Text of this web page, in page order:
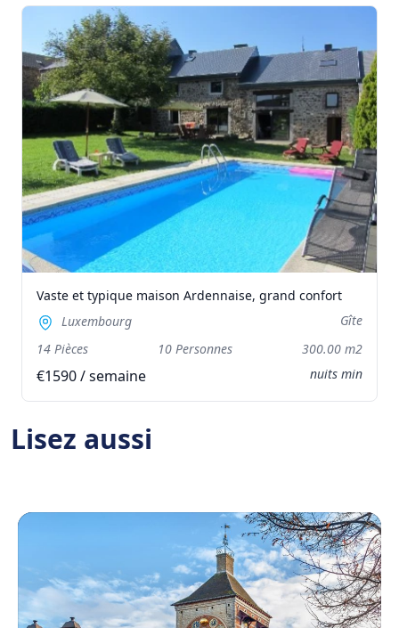
Vaste et typique maison Ardennaise, grand confort
Luxembourg
Gîte
14 Pièces
10 Personnes 300.00 m2
€1590 / semaine nuits min
Lisez aussi